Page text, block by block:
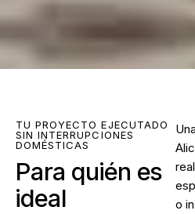
TU PROYECTO EJECUTADO
SIN INTERRUPCIONES
DOMÉSTICAS
Para quién es
ideal
Una
o